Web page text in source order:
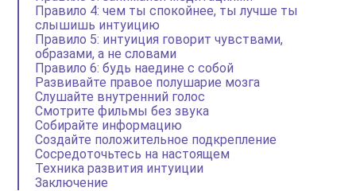
Правило 4: чем ты спокойнее, ты лучше ты
слышишь интуицию
Правило 5: интуиция говорит чувствами,
образами, а не словами
Правило 6: будь наедине с собой
Развивайте правое полушарие мозга
Слушайте внутренний голос
Смотрите фильмы без звука
Собирайте информацию
Создайте положительное подкрепление
Сосредоточьтесь на настоящем
Техника развития интуиции
Заключение